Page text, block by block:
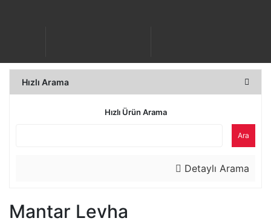
Hızlı Arama
Hızlı Ürün Arama
Ara
Detaylı Arama
Mantar Levha